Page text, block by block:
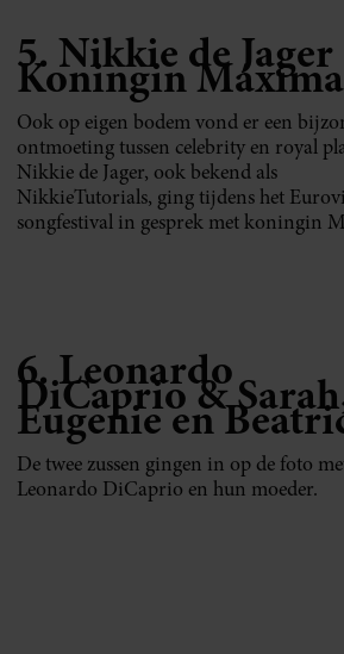
5. Nikkie deJager
KoninginMáxima
Ook op eigen bodem vond er een
ontmoeting tussen celebrity en royal
Nikkie de Jager, ook bekend als
NikkieTutorials, ging tijdens het
songfestival in gesprek met koningin
6. Leonardo
DiCaprio &
Eugenie en
De twee zussen gingen in op de foto
Leonardo DiCaprio en hun moeder.